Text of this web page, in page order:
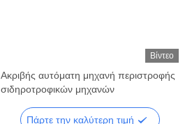
Βίντεο
Ακριβής αυτόματη μηχανή περιστροφής
σιδηροτροφικών μηχανών
Πάρτε την καλύτερη τιμή